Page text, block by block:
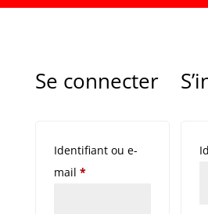
Se connecter
Identifiant ou e-
mail *Obligatoire